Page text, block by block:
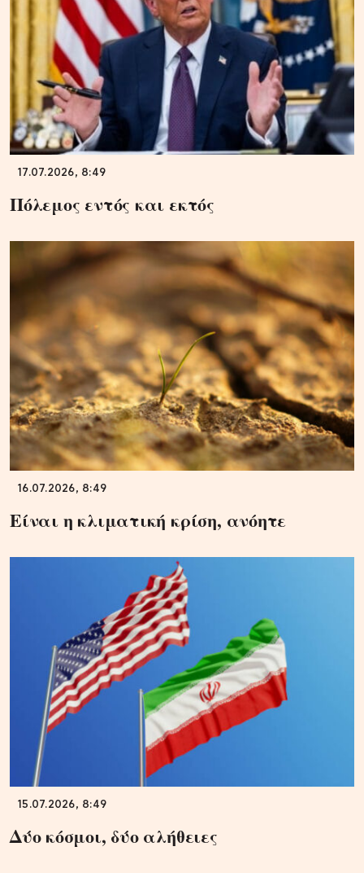
17.07.2026, 8:49
Πόλεμος εντός και εκτός
16.07.2026, 8:49
Είναι η κλιματική κρίση, ανόητε
15.07.2026, 8:49
Δύο κόσμοι, δύο αλήθειες